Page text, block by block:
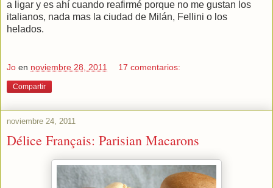
a ligar y es ahí cuando reafirmé porque no me gustan los
italianos, nada mas la ciudad de Milán, Fellini o los
helados.
Jo en noviembre 28, 2011 17 comentarios:
Compartir
noviembre 24, 2011
Délice Français: Parisian Macarons